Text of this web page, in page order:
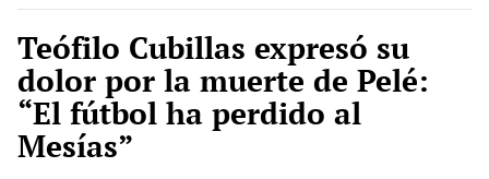
Teófilo Cubillas expresó su
dolor por la muerte de Pelé:
“El fútbol ha perdido al
Mesías”